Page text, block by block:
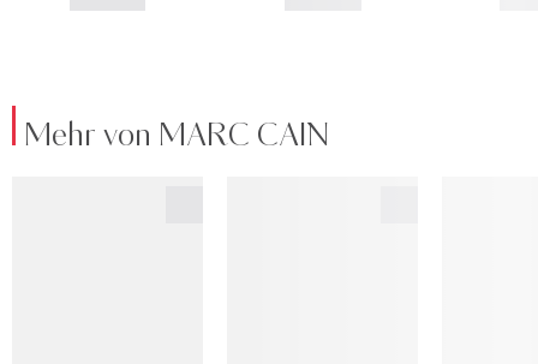
Mehr von MARC CAIN